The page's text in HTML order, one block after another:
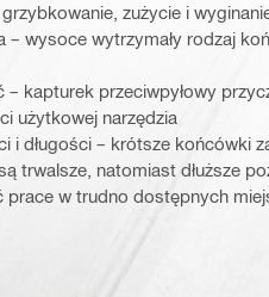
zużycie i
– wysoce wytrzymały rodzaj
kapturek przeciwpyłowy
użytkowej narzędzia
i długości – krótsze końcówki
trwalsze, natomiast dłuższe
prace w trudno dostępnych